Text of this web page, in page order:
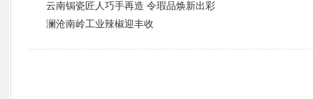
云南锔瓷匠人巧手再造 令瑕品焕新出彩
澜沧南岭工业辣椒迎丰收